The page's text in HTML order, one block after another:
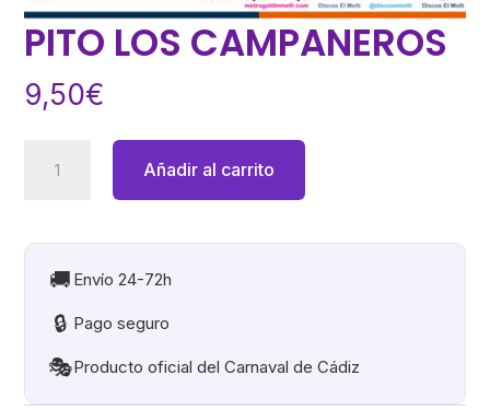
PITO LOS CAMPANEROS
9,50€
LOS
cantidad
Añadir al carrito
🚚 Envío 24-72h
🔒 Pago seguro
🎭Producto oficial del Carnaval de Cádiz